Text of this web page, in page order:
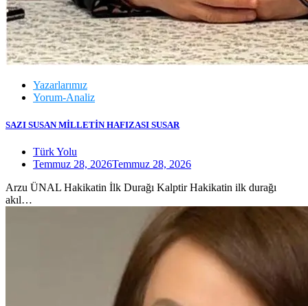
Yazarlarımız
Yorum-Analiz
SAZI SUSAN MİLLETİN HAFIZASI SUSAR
Türk Yolu
Temmuz 28, 2026Temmuz 28, 2026
Arzu ÜNAL Hakikatin İlk Durağı Kalptir Hakikatin ilk durağı
akıl…